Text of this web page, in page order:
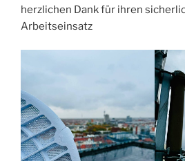
herzlichen Dank für ihren
Arbeitseinsatz